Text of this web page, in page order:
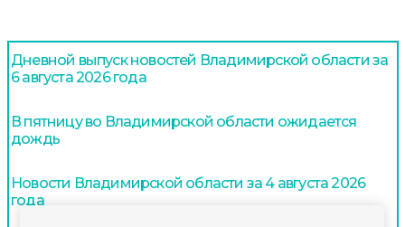
Дневной выпуск новостей Владимирской области за
6 августа 2026 года
В пятницу во Владимирской области ожидается
дождь
Новости Владимирской области за 4 августа 2026
года